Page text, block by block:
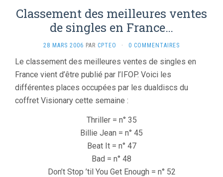
Classement des meilleures ventes
de singles en France…
28 MARS 2006 PAR CPTEO · 0 COMMENTAIRES
Le classement des meilleures ventes de singles en
France vient d’être publié par l’IFOP. Voici les
différentes places occupées par les dualdiscs du
coffret Visionary cette semaine :
Thriller = n° 35
Billie Jean = n° 45
Beat It = n° 47
Bad = n° 48
Don’t Stop ’til You Get Enough = n° 52